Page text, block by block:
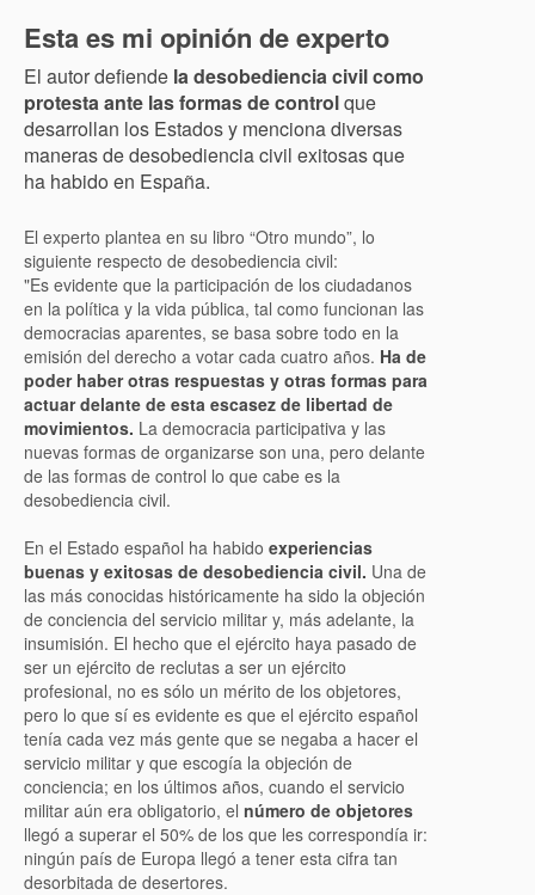
Esta es mi opinión de experto
El autor defiende la desobediencia civil como
protesta ante las formas de controlque
desarrollan los Estados y menciona diversas
maneras de desobediencia civil exitosas que
ha habido en España.
El experto plantea en su libro “Otro mundo”, lo
siguiente respecto de desobediencia civil:
"Es evidente que la participación de los ciudadanos
en la política y la vida pública, tal como funcionan las
democracias aparentes, se basa sobre todo en la
emisión del derecho a votar cada cuatro años. Ha de
poder haber otras respuestas y otras formas para
actuar delante de esta escasez de libertad de
movimientos. La democracia participativa y las
nuevas formas de organizarse son una, pero delante
de las formas de control lo que cabe es la
desobediencia civil.
En el Estado español ha habido experiencias
buenas y exitosas de desobediencia civil. Una de
las más conocidas históricamente ha sido la objeción
de conciencia del servicio militar y, más adelante, la
insumisión. El hecho que el ejército haya pasado de
ser un ejército de reclutas a ser un ejército
profesional, no es sólo un mérito de los objetores,
pero lo que sí es evidente es que el ejército español
tenía cada vez más gente que se negaba a hacer el
servicio militar y que escogía la objeción de
conciencia; en los últimos años, cuando el servicio
militar aún era obligatorio, el número de objetores
llegó a superar el 50% de los que les correspondía ir:
ningún país de Europa llegó a tener esta cifra tan
desorbitada de desertores.